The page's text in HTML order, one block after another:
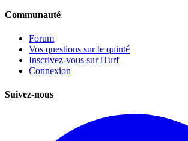
Communauté
Forum
Vos questions sur le quinté
Inscrivez-vous sur iTurf
Connexion
Suivez-nous